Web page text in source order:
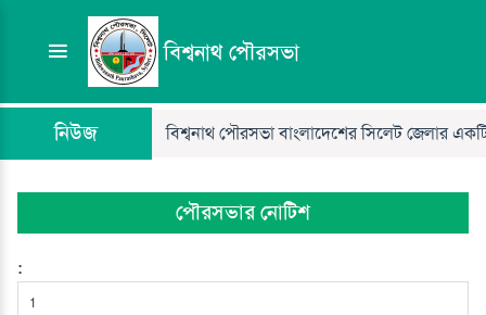
বিশ্বনাথ পৌরসভা
নিউজ বিশ্বনাথ পৌরসভা বাংলাদেশের সিলেট জেলার একটি
পৌরসভার নোটিশ
1